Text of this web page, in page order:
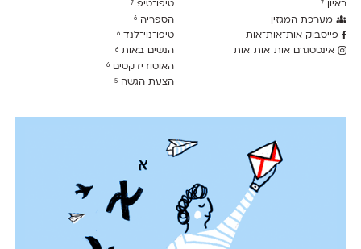
ראיון 7
מערכת המגזין
פייסבוק אות־אות־אות
אינסטגרם אות־אות־אות
טיפו־טיפ7
הספריה6
טיפו־נוי־לנד6
הנשים באות6
האוטודידקטים6
הצעת הגשה5